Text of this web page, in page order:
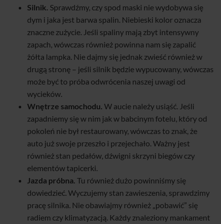
Silnik. Sprawdźmy, czy spod maski nie wydobywa się
dym i jaka jest barwa spalin. Niebieski kolor oznacza
znaczne zużycie. Jeśli spaliny mają zbyt intensywny
zapach, wówczas również powinna nam się zapalić
żółta lampka. Nie dajmy się jednak zwieść również w
drugą stronę – jeśli silnik będzie wypucowany, wówczas
może być to próba odwrócenia naszej uwagi od
wycieków.
Wnętrze samochodu. W aucie należy usiąść. Jeśli
zapadniemy się w nim jak w babcinym fotelu, który od
pokoleń nie był restaurowany, wówczas to znak, że
auto już swoje przeszło i przejechało. Ważny jest
również stan pedałów, dźwigni skrzyni biegów czy
elementów tapicerki.
Jazda próbna. Tu również dużo powinniśmy się
dowiedzieć. Wyczujemy stan zawieszenia, sprawdzimy
pracę silnika. Nie obawiajmy również „pobawić” się
radiem czy klimatyzacją. Każdy znaleziony mankament